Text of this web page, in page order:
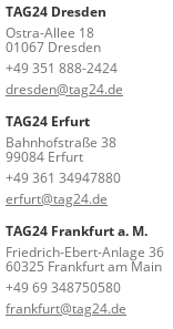
TAG24 Dresden
Ostra-Allee 18
01067 Dresden
+49 351 888-2424
dresden@tag24.de
TAG24 Erfurt
Bahnhofstraße 38
99084 Erfurt
+49 361 34947880
erfurt@tag24.de
TAG24 Frankfurt a. M.
Friedrich-Ebert-Anlage 36
60325 Frankfurt am Main
+49 69 348750580
frankfurt@tag24.de